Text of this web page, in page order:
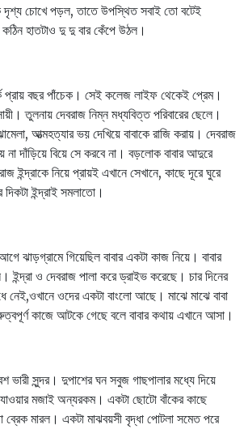
চোখে পড়ল, তাতে উপস্থিত সবাই তো বটেই
কঠিন হাতটাও দু দু বার কেঁপে উঠল।
প্রায় বছর পাঁচেক। সেই কলেজ লাইফ থেকেই প্রেম।
তুলনায় দেবরাজ নিম্ন মধ্যবিত্ত পরিবারের ছেলে।
আত্মহত্যার ভয় দেখিয়ে বাবাকে রাজি করায়। দেবরাজ
না দাঁড়িয়ে বিয়ে সে করবে না। বড়লোক বাবার আদুরে
ইন্দ্রাকে নিয়ে প্রায়ই এখানে সেখানে, কাছে দূরে ঘুরে
ইন্দ্রাই সমলাতো।
ঝাড়গ্রামে গিয়েছিল বাবার একটা কাজ নিয়ে। বাবার
ইন্দ্রা ও দেবরাজ পালা করে ড্রাইভ করেছে। চার দিনের
নেই,ওখানে ওদের একটা বাংলো আছে। মাঝে মাঝে বাবা
কাজে আটকে গেছে বলে বাবার কথায় এখানে আসা।
ভারী সুন্দর। দুপাশের ঘন সবুজ গাছপালার মধ্যে দিয়ে
যাওয়ার মজাই অন্যরকম। একটা ছোটো বাঁকের কাছে
ব্রেক মারল। একটা মাঝবয়সী বৃদ্ধা পোটলা সমেত পরে